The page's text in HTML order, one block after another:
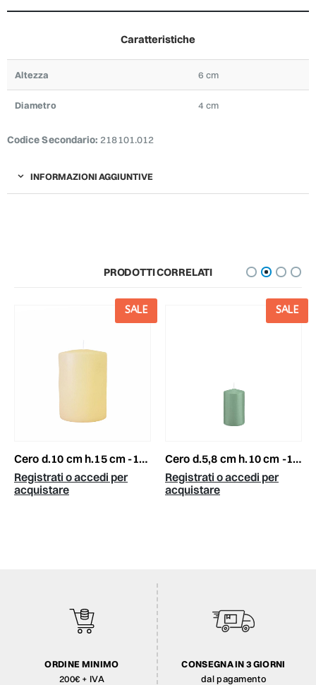
Caratteristiche
Altezza 6 cm
Diametro 4 cm
Codice Secondario: 218101.012
INFORMAZIONI AGGIUNTIVE
PRODOTTI CORRELATI
SALE
cero d.10 cm h.15 cm -150/100- conf.pz.4 crema
Registrati o accedi per
acquistare
SALE
cero d.5,8 cm h.10 cm -100/58- conf.pz.16 reseda
Registrati o accedi per
acquistare
ORDINE MINIMO
200€ + IVA
CONSEGNA IN 3 GIORNI
dal pagamento